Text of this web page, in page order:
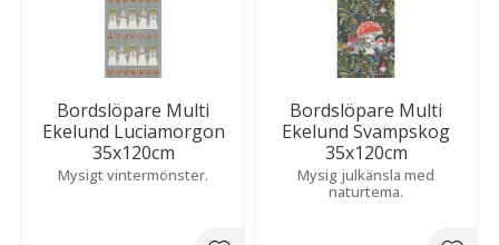
Bordslöpare Multi
Ekelund Luciamorgon
35x120cm
Mysigt vintermönster.
Bordslöpare Multi
Ekelund Svampskog
35x120cm
Mysig julkänsla med
naturtema.